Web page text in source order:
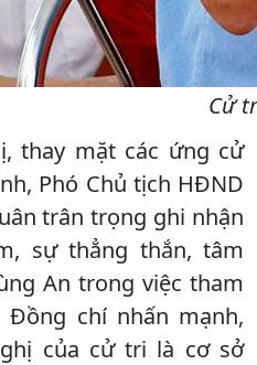
Cử
thay mặt các ứng cử
Phó Chủ tịch HĐND
trân trọng ghi nhận
sự thẳng thắn, tâm
An trong việc tham
chí nhấn mạnh,
của cử tri là cơ sở